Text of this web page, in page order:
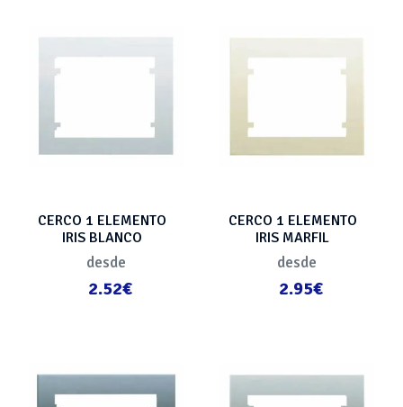
CERCO 1 ELEMENTO
IRIS BLANCO
desde
2.52€
CERCO 1 ELEMENTO
IRIS MARFIL
desde
2.95€